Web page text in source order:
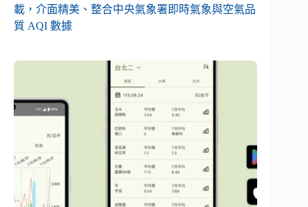
載，介面精美、整合中央氣象署即時氣象與空氣品
質 AQI 數據